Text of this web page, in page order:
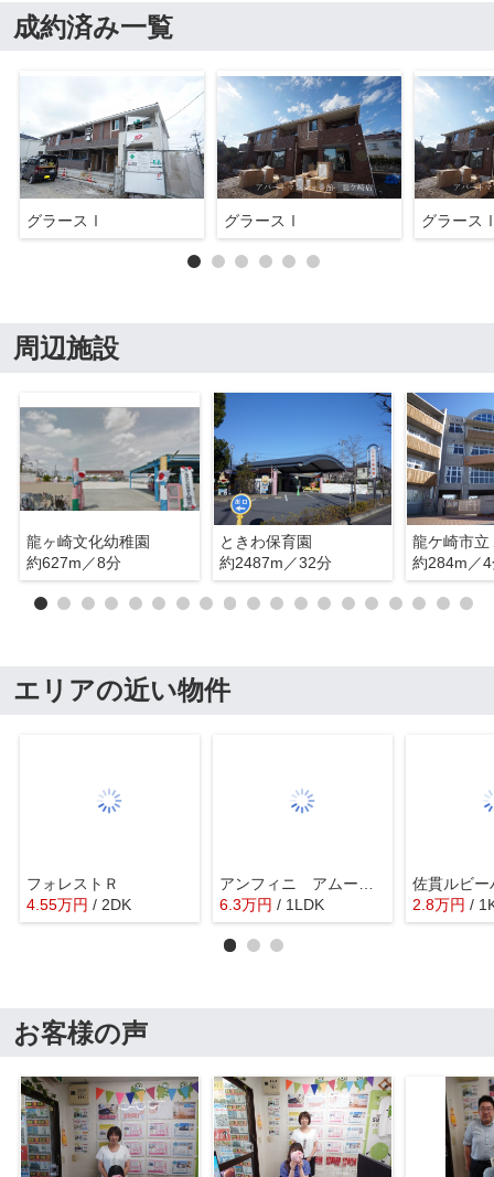
成約済み一覧
グラースⅠ グラースⅠ グラース
周辺施設
龍ヶ崎文化幼稚園
約627m／8分
ときわ保育園
約2487m／32分
龍ケ崎市立
約284m／
エリアの近い物件
フォレストＲ
4.55万円 / 2DK
アンフィニ アムールⅠ
6.3万円 / 1LDK
佐貫ルビ
2.8万円 /
お客様の声